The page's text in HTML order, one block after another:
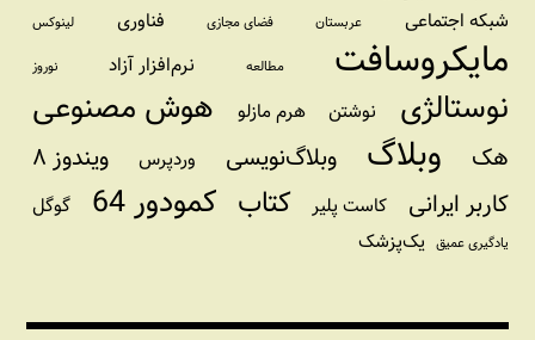
شبکه اجتماعی عربستان فضای مجازی فناوری لینوکس
مایکروسافت مطالعه نرم‌افزار آزاد نوروز
نوستالژی نوشتن هرم مازلو هوش مصنوعی
هک وبلاگ وبلاگ‌نویسی وردپرس
ویندوز ۸
کاربر ایرانی
کاست پلیر کتاب کمودور 64 گوگل
یادگیری عمیق یک‌پزشک